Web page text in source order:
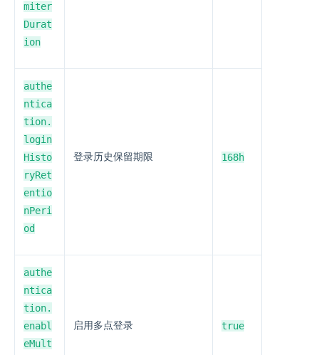
miter
Durat
ion
authe
ntica
tion.
login
Histo
ryRet
entio
nPeri
od
登录历史保留期限 168h
authe
ntica
tion.
enabl
eMult
启用多点登录 true